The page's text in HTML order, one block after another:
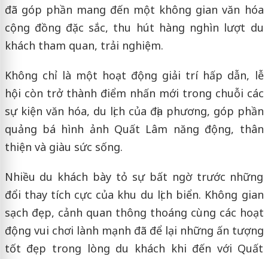
đã góp phần mang đến một không gian văn hóa
cộng đồng đặc sắc, thu hút hàng nghìn lượt du
khách tham quan, trải nghiệm.
Không chỉ là một hoạt động giải trí hấp dẫn, lễ
hội còn trở thành điểm nhấn mới trong chuỗi các
sự kiện văn hóa, du lịch của địa phương, góp phần
quảng bá hình ảnh Quất Lâm năng động, thân
thiện và giàu sức sống.
Nhiều du khách bày tỏ sự bất ngờ trước những
đổi thay tích cực của khu du lịch biển. Không gian
sạch đẹp, cảnh quan thông thoáng cùng các hoạt
động vui chơi lành mạnh đã để lại những ấn tượng
tốt đẹp trong lòng du khách khi đến với Quất